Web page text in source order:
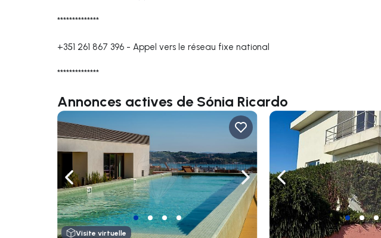
**************
+351 261 867 396 - Appel vers le réseau fixe national
**************
Annonces actives de Sónia Ricardo
Naviguer vers la gauche Naviguer vers la droite
Visite virtuelle
Naviguer vers la gauche